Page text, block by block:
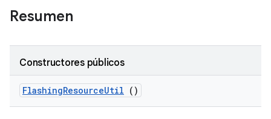
Resumen
Constructores públicos
FlashingResourceUtil ()